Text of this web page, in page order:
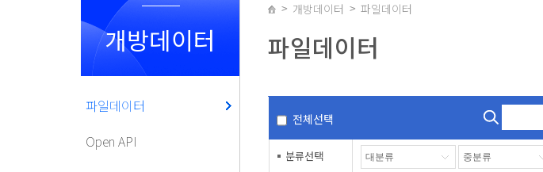
개방데이터
파일데이터
Open API
개방데이터 파일데이터
파일데이터
전체선택
분류선택